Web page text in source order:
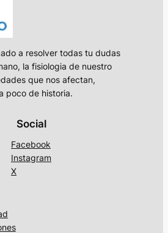
a resolver todas tu dudas
la fisiologia de nuestro
que nos afectan,
poco de historia.
Social
Facebook
Instagram
X